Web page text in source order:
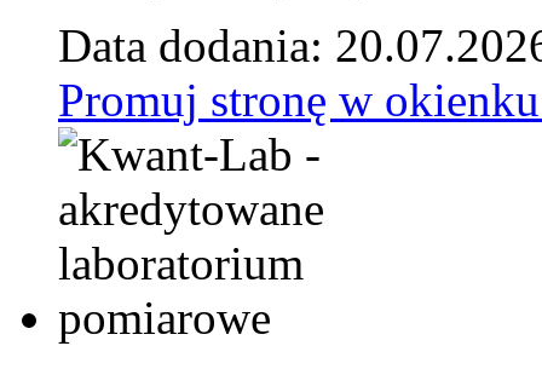
Data dodania:
Promuj stronę w